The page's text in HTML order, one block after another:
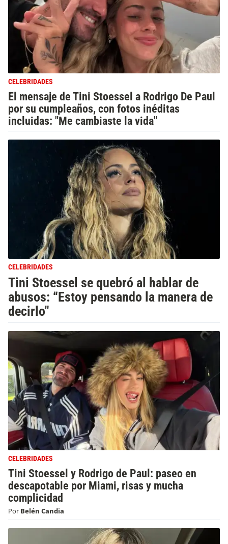
CELEBRIDADES
El mensaje de Tini Stoessel a Rodrigo De Paul
por su cumpleaños, con fotos inéditas
incluidas: "Me cambiaste la vida"
CELEBRIDADES
Tini Stoessel se quebró al hablar de
abusos: “Estoy pensando la manera de
decirlo"
CELEBRIDADES
Tini Stoessel y Rodrigo de Paul: paseo en
descapotable por Miami, risas y mucha
complicidad
Por Belén Candia